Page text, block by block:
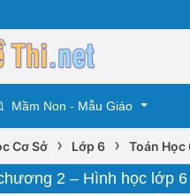
Mầm Non - Mẫu Giáo
Cơ Sở › Lớp 6 › Toán Học
2 – Hình học lớp 6